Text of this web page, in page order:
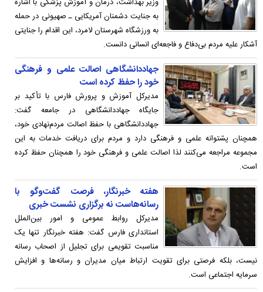
به جنایت دشمنان آمریکایی ـ صهیونی در حمله
به ورزشگاه شهرستان لامرد، این اقدام را جنایتی
آشکار علیه مردم بی‌دفاع و فاجعه‌ای انسانی دانست.
جهاددانشگاهی اصالت علمی و فرهنگی
خود را حفظ کرده است
مدیرکل آموزش و پرورش فارس با تأکید بر
جایگاه جهاددانشگاهی در جامعه گفت:
جهاددانشگاهی با حفظ اصالت مردم‌نهادی خود،
همچنان پشتوانه علمی و فرهنگی دارد و مردم برای دریافت خدمات به این
مجموعه مراجعه می‌کنند لذا اصالت علمی و فرهنگی خود را همچنان حفظ کرده
است.
هفته خبرنگار، فرصت گفت‌وگو با
رسانه‌هاست نه برگزاری نشست خبری
مدیرکل روابط عمومی و امور بین‌الملل
استانداری فارس گفت: هفته خبرنگار تنها یک
مناسبت تقویمی برای تجلیل از اصحاب رسانه
نیست، بلکه فرصتی برای تقویت ارتباط میان مدیران و رسانه‌ها و افزایش
سرمایه اجتماعی است.